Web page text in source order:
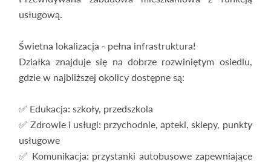
usługową.
Świetna lokalizacja - pełna infrastruktura!
Działka znajduje się na dobrze rozwiniętym osiedlu,
gdzie w najbliższej okolicy dostępne są:
✅ Edukacja: szkoły, przedszkola
✅ Zdrowie i usługi: przychodnie, apteki, sklepy, punkty
usługowe
✅ Komunikacja: przystanki autobusowe zapewniające